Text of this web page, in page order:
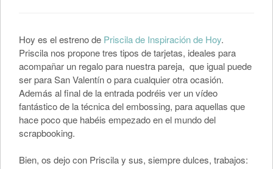
Hoy es el estreno de Priscila de Inspiración de Hoy.
Priscila nos propone tres tipos de tarjetas, ideales para
acompañar un regalo para nuestra pareja, que igual puede
ser para San Valentín o para cualquier otra ocasión.
Además al final de la entrada podréis ver un vídeo
fantástico de la técnica del embossing, para aquellas que
hace poco que habéis empezado en el mundo del
scrapbooking.
Bien, os dejo con Priscila y sus, siempre dulces, trabajos: